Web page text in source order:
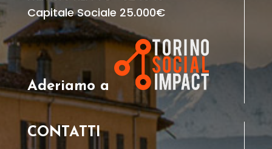
Capitale Sociale 25.000€
Aderiamo a
CONTATTI